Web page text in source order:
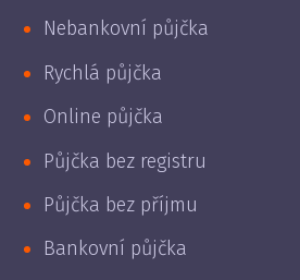
Nebankovní půjčka
Rychlá půjčka
Online půjčka
Půjčka bez registru
Půjčka bez příjmu
Bankovní půjčka